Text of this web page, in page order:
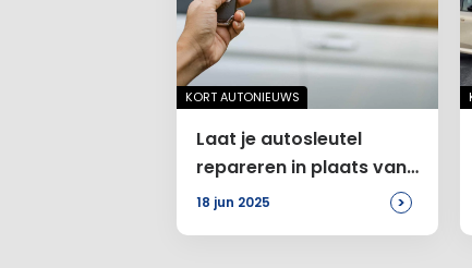
KORT AUTONIEUWS
Laat je autosleutel
repareren in plaats van
vervangen
18 jun 2025 >